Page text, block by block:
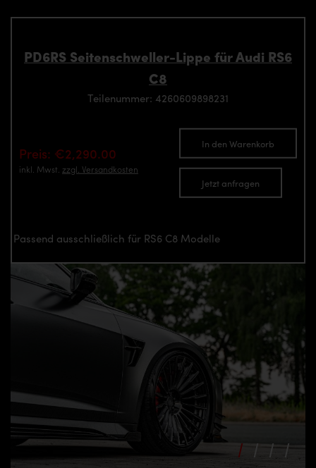
PD6RS Seitenschweller-Lippe für Audi RS6
C8
Teilenummer: 4260609898231
Preis: €2,290.00
inkl. Mwst. zzgl. Versandkosten
In den Warenkorb
Jetzt anfragen
Passend ausschließlich für RS6 C8 Modelle